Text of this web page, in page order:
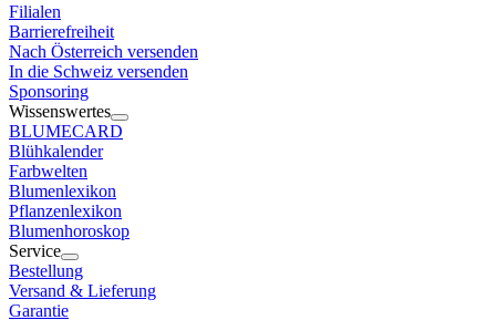
Filialen
Barrierefreiheit
Nach Österreich versenden
In die Schweiz versenden
Sponsoring
Wissenswertes
BLUMECARD
Blühkalender
Farbwelten
Blumenlexikon
Pflanzenlexikon
Blumenhoroskop
Service
Bestellung
Versand & Lieferung
Garantie